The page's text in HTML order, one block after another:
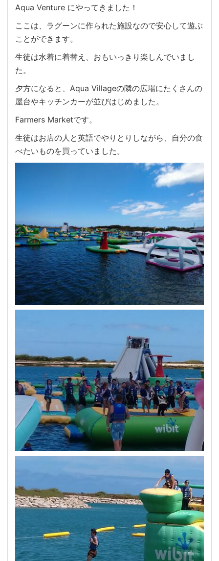
Aqua Venture にやってきました！
ここは、ラグーンに作られた施設なので安心して遊ぶ
ことができます。
生徒は水着に着替え、おもいっきり楽しんでいまし
た。
夕方になると、Aqua Villageの隣の広場にたくさんの
屋台やキッチンカーが並びはじめました。
Farmers Marketです。
生徒はお店の人と英語でやりとりしながら、自分の食
べたいものを買っていました。